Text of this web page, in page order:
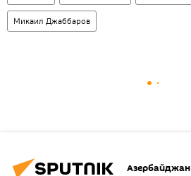
Микаил Джаббаров
Азербайджан